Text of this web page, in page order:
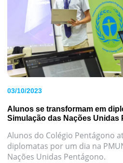
03/10/2023
Alunos se transformam em
Simulação das Nações Unidas
Alunos do Colégio Pentágono
diplomatas por um dia na
Nações Unidas Pentágono.